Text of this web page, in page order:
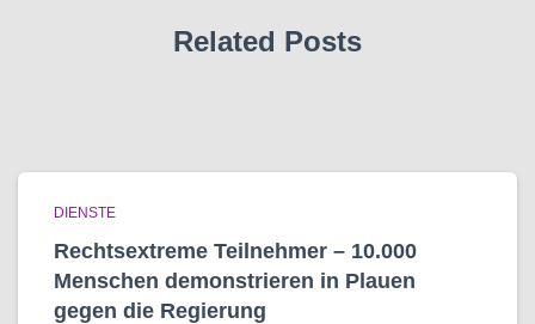
Related Posts
DIENSTE
Rechtsextreme Teilnehmer – 10.000
Menschen demonstrieren in Plauen
gegen die Regierung